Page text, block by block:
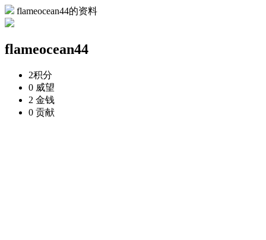
flameocean44的资料
flameocean44
2积分
0 威望
2 金钱
0 贡献